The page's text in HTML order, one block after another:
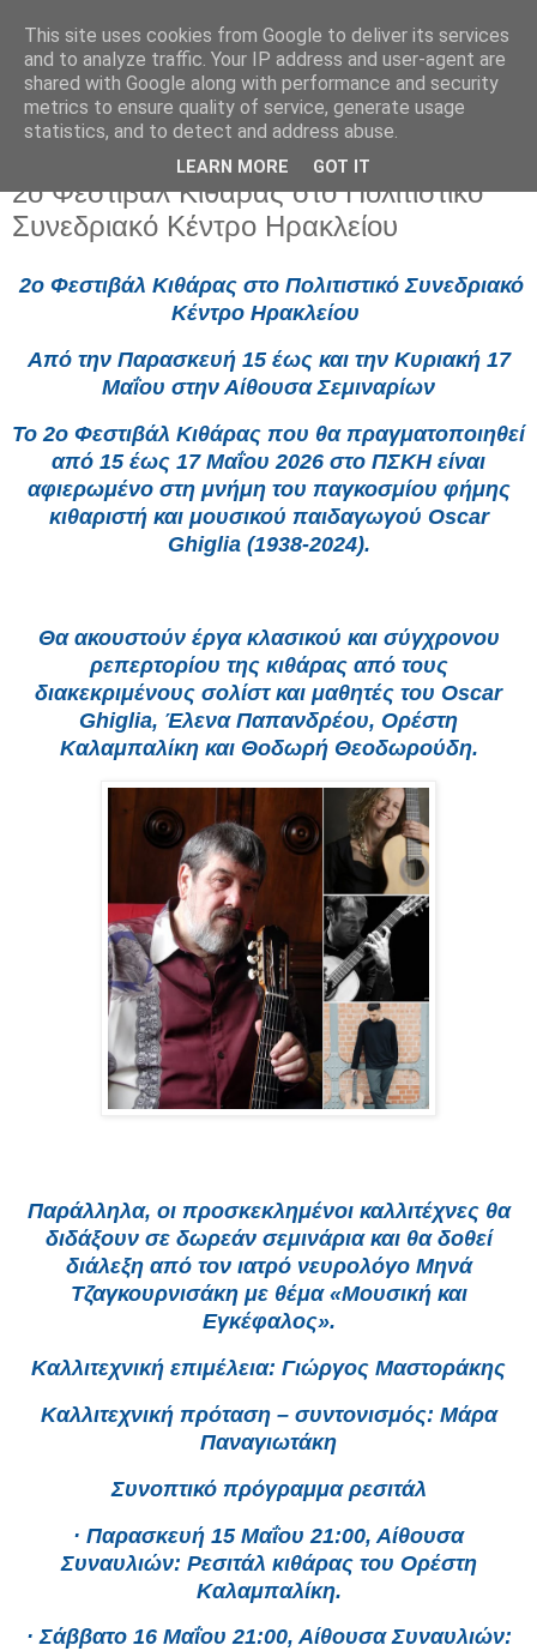
Δευτέρα 11 Μαΐου 2026
2ο Φεστιβάλ Κιθάρας στο Πολιτιστικό
Συνεδριακό Κέντρο Ηρακλείου
2ο Φεστιβάλ Κιθάρας στο Πολιτιστικό Συνεδριακό
Κέντρο Ηρακλείου
Από την Παρασκευή 15 έως και την Κυριακή 17
Μαΐου στην Αίθουσα Σεμιναρίων
Το 2ο Φεστιβάλ Κιθάρας που θα πραγματοποιηθεί
από 15 έως 17 Μαΐου 2026 στο ΠΣΚΗ είναι
αφιερωμένο στη μνήμη του παγκοσμίου φήμης
κιθαριστή και μουσικού παιδαγωγού Oscar
Ghiglia (1938-2024).
Θα ακουστούν έργα κλασικού και σύγχρονου
ρεπερτορίου της κιθάρας από τους
διακεκριμένους σολίστ και μαθητές του Oscar
Ghiglia, Έλενα Παπανδρέου, Ορέστη
Καλαμπαλίκη και Θοδωρή Θεοδωρούδη.
Παράλληλα, οι προσκεκλημένοι καλλιτέχνες θα
διδάξουν σε δωρεάν σεμινάρια και θα δοθεί
διάλεξη από τον ιατρό νευρολόγο Μηνά
Τζαγκουρνισάκη με θέμα «Μουσική και
Εγκέφαλος».
Καλλιτεχνική επιμέλεια: Γιώργος Μαστοράκης
Καλλιτεχνική πρόταση – συντονισμός: Μάρα
Παναγιωτάκη
Συνοπτικό πρόγραμμα ρεσιτάλ
· Παρασκευή 15 Μαΐου 21:00, Αίθουσα
Συναυλιών: Ρεσιτάλ κιθάρας του Ορέστη
Καλαμπαλίκη.
· Σάββατο 16 Μαΐου 21:00, Αίθουσα Συναυλιών:
This site uses cookies from Google to deliver its services
and to analyze traffic. Your IP address and user-agent are
shared with Google along with performance and security
metrics to ensure quality of service, generate usage
statistics, and to detect and address abuse.
LEARN MORE GOT IT